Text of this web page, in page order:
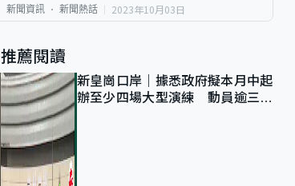
新聞資訊 新聞熱話 2023年10月03日
推薦閱讀
新皇崗口岸｜據悉政府擬本月中起
辦至少四場大型演練 動員逾三萬